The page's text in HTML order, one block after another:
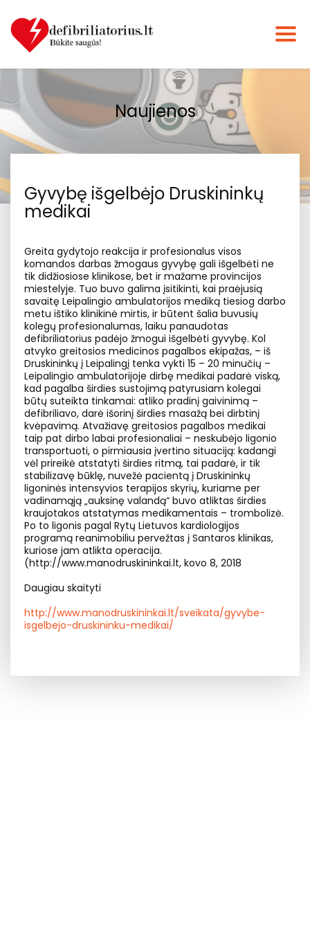
Naujienos
Gyvybę išgelbėjo Druskininkų
medikai
Greita gydytojo reakcija ir profesionalus visos
komandos darbas žmogaus gyvybę gali išgelbėti ne
tik didžiosiose klinikose, bet ir mažame provincijos
miestelyje. Tuo buvo galima įsitikinti, kai praėjusią
savaitę Leipalingio ambulatorijos mediką tiesiog darbo
metu ištiko klinikinė mirtis, ir būtent šalia buvusių
kolegų profesionalumas, laiku panaudotas
defibriliatorius padėjo žmogui išgelbėti gyvybę. Kol
atvyko greitosios medicinos pagalbos ekipažas, – iš
Druskininkų į Leipalingį tenka vykti 15 – 20 minučių –
Leipalingio ambulatorijoje dirbę medikai padarė viską,
kad pagalba širdies sustojimą patyrusiam kolegai
būtų suteikta tinkamai: atliko pradinį gaivinimą –
defibriliavo, darė išorinį širdies masažą bei dirbtinį
kvėpavimą. Atvažiavę greitosios pagalbos medikai
taip pat dirbo labai profesionaliai – neskubėjo ligonio
transportuoti, o pirmiausia įvertino situaciją: kadangi
vėl prireikė atstatyti širdies ritmą, tai padarė, ir tik
stabilizavę būklę, nuvežė pacientą į Druskininkų
ligoninės intensyvios terapijos skyrių, kuriame per
vadinamąją „auksinę valandą“ buvo atliktas širdies
kraujotakos atstatymas medikamentais – trombolizė.
Po to ligonis pagal Rytų Lietuvos kardiologijos
programą reanimobiliu pervežtas į Santaros klinikas,
kuriose jam atlikta operacija.
(http://www.manodruskininkai.lt, kovo 8, 2018
Daugiau skaityti
http://www.manodruskininkai.lt/sveikata/gyvybe-
isgelbejo-druskininku-medikai/